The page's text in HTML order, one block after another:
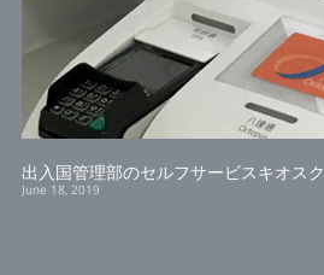
出入国管理部のセルフサービスキオスク
June 18, 2019